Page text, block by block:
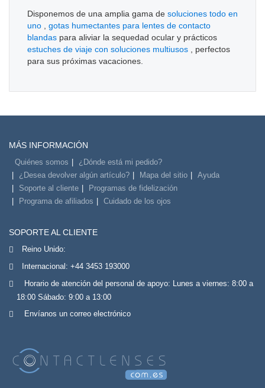
Disponemos de una amplia gama de soluciones todo en
uno
gotas humectantes para lentes de contacto
blandas para aliviar la sequedad ocular y prácticos
estuches de viaje con soluciones multiusos , perfectos
para sus próximas vacaciones.
MÁS INFORMACIÓN
Quiénes somos
¿Dónde está mi pedido?
¿Desea devolver algún artículo?
Mapa del sitio
Ayuda
Soporte al cliente
Programas de fidelización
Programa de afiliados
Cuidado de los ojos
SOPORTE AL CLIENTE
Reino Unido:
Internacional: +44 3453 193000
Horario de atención del personal de apoyo: Lunes a viernes: 8:00 a
18:00 Sábado: 9:00 a 13:00
Envíanos un correo electrónico